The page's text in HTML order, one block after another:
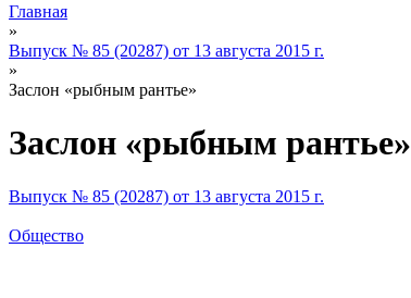
Главная
»
Выпуск № 85 (20287) от 13 августа 2015 г.
»
Заслон «рыбным рантье»
Заслон «рыбным рантье»
Выпуск № 85 (20287) от 13 августа 2015 г.
Общество